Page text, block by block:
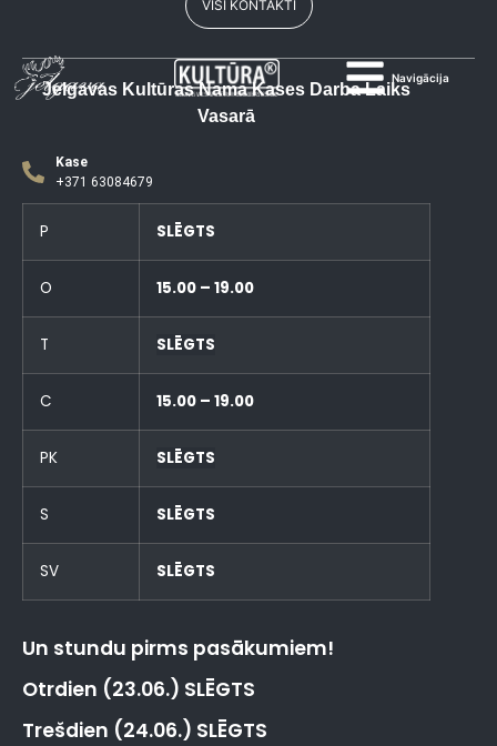
Navigācija
VISI KONTAKTI
Jelgavas Kultūras Nama Kases Darba Laiks
Vasarā
Kase
+371 63084679
P SLĒGTS
O 15.00 – 19.00
T SLĒGTS
C 15.00 – 19.00
PK SLĒGTS
S SLĒGTS
SV SLĒGTS
Un stundu pirms pasākumiem!
Otrdien (23.06.) SLĒGTS
Trešdien (24.06.) SLĒGTS